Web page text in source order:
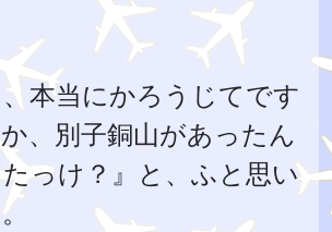
本当にかろうじてです
、別子銅山があったん
っけ？』と、ふと思い